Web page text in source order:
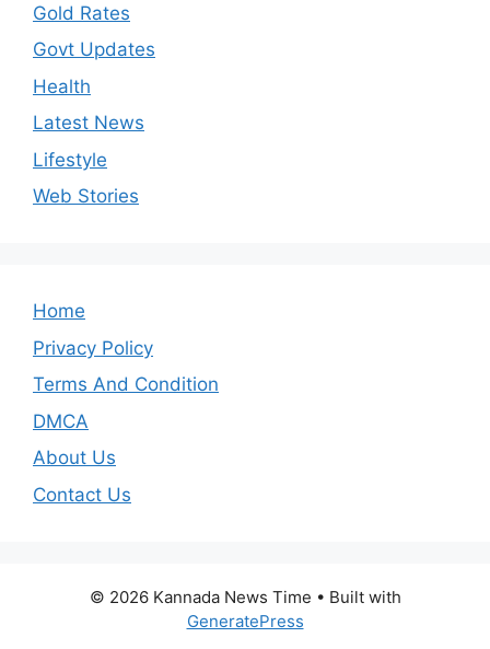
Gold Rates
Govt Updates
Health
Latest News
Lifestyle
Web Stories
Home
Privacy Policy
Terms And Condition
DMCA
About Us
Contact Us
© 2026 Kannada News Time • Built with
GeneratePress